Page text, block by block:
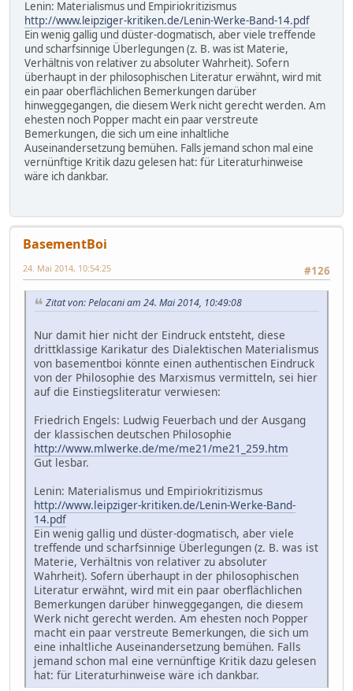
Lenin: Materialismus und Empiriokritizismus
http://www.leipziger-kritiken.de/Lenin-Werke-Band-14.pdf
Ein wenig gallig und düster-dogmatisch, aber viele treffende
und scharfsinnige Überlegungen (z. B. was ist Materie,
Verhältnis von relativer zu absoluter Wahrheit). Sofern
überhaupt in der philosophischen Literatur erwähnt, wird mit
ein paar oberflächlichen Bemerkungen darüber
hinweggegangen, die diesem Werk nicht gerecht werden. Am
ehesten noch Popper macht ein paar verstreute
Bemerkungen, die sich um eine inhaltliche
Auseinandersetzung bemühen. Falls jemand schon mal eine
vernünftige Kritik dazu gelesen hat: für Literaturhinweise
wäre ich dankbar.
BasementBoi
#126
24. Mai 2014, 10:54:25
Zitat von: Pelacani am 24. Mai 2014, 10:49:08
Nur damit hier nicht der Eindruck entsteht, diese
drittklassige Karikatur des Dialektischen Materialismus
von basementboi könnte einen authentischen Eindruck
von der Philosophie des Marxismus vermitteln, sei hier
auf die Einstiegsliteratur verwiesen:
Friedrich Engels: Ludwig Feuerbach und der Ausgang
der klassischen deutschen Philosophie
http://www.mlwerke.de/me/me21/me21_259.htm
Gut lesbar.
Lenin: Materialismus und Empiriokritizismus
http://www.leipziger-kritiken.de/Lenin-Werke-Band-
14.pdf
Ein wenig gallig und düster-dogmatisch, aber viele
treffende und scharfsinnige Überlegungen (z. B. was ist
Materie, Verhältnis von relativer zu absoluter
Wahrheit). Sofern überhaupt in der philosophischen
Literatur erwähnt, wird mit ein paar oberflächlichen
Bemerkungen darüber hinweggegangen, die diesem
Werk nicht gerecht werden. Am ehesten noch Popper
macht ein paar verstreute Bemerkungen, die sich um
eine inhaltliche Auseinandersetzung bemühen. Falls
jemand schon mal eine vernünftige Kritik dazu gelesen
hat: für Literaturhinweise wäre ich dankbar.